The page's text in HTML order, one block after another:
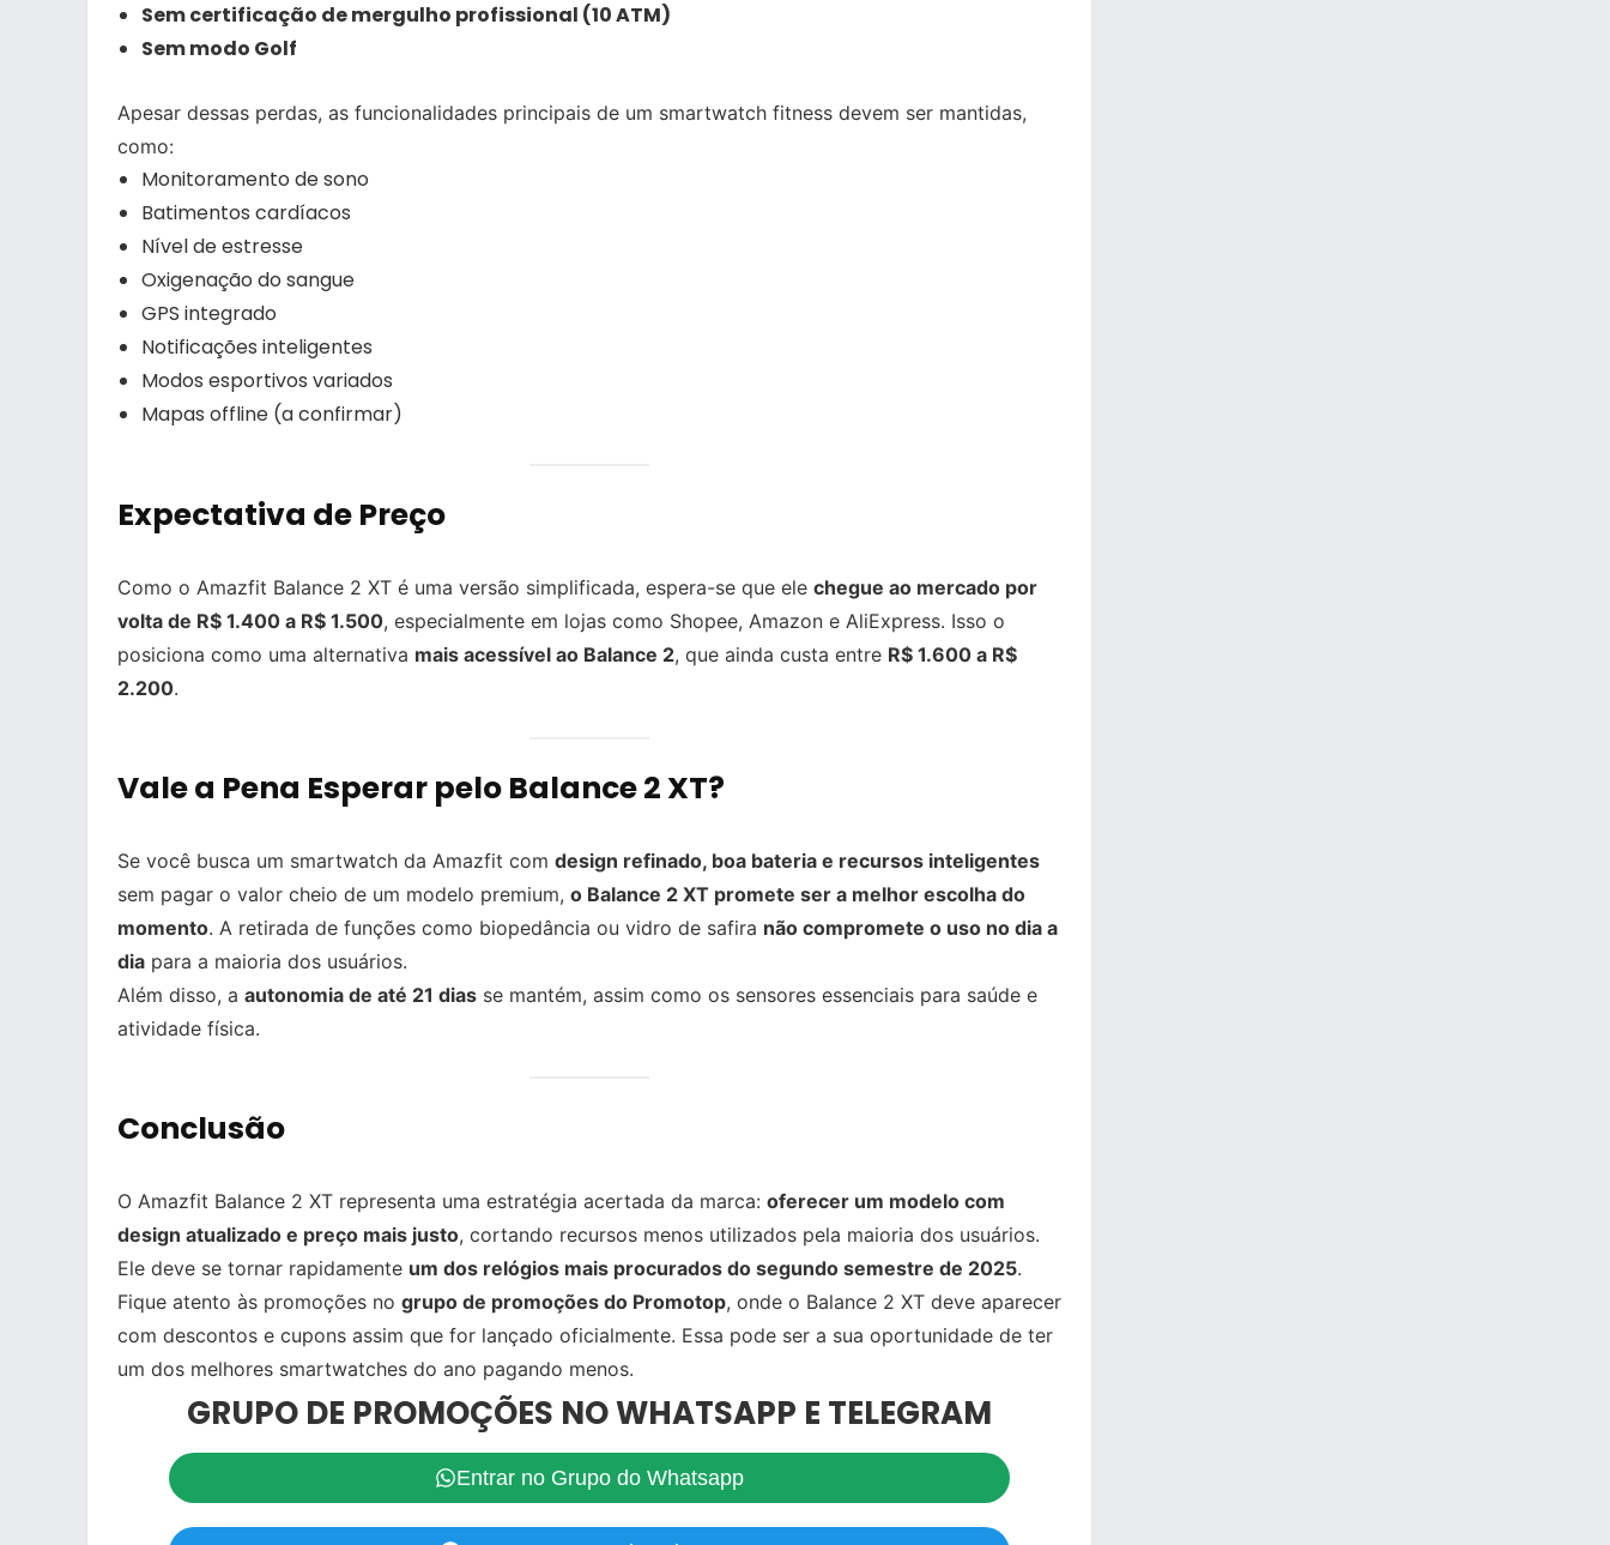
Sem certificação de mergulho profissional (10 ATM)
Sem modo Golf
Apesar dessas perdas, as funcionalidades principais de um smartwatch fitness devem ser mantidas,
como:
Monitoramento de sono
Batimentos cardíacos
Nível de estresse
Oxigenação do sangue
GPS integrado
Notificações inteligentes
Modos esportivos variados
Mapas offline (a confirmar)
Expectativa de Preço
Como o Amazfit Balance 2 XT é uma versão simplificada, espera-se que ele chegue ao mercado por
volta de R$ 1.400 a R$ 1.500, especialmente em lojas como Shopee, Amazon e AliExpress. Isso o
posiciona como uma alternativa mais acessível ao Balance 2, que ainda custa entre R$ 1.600 a R$
2.200.
Vale a Pena Esperar pelo Balance 2 XT?
Se você busca um smartwatch da Amazfit com design refinado, boa bateria e recursos inteligentes
sem pagar o valor cheio de um modelo premium, o Balance 2 XT promete ser a melhor escolha do
momento. A retirada de funções como biopedância ou vidro de safira não compromete o uso no dia a
dia para a maioria dos usuários.
Além disso, a autonomia de até 21 dias se mantém, assim como os sensores essenciais para saúde e
atividade física.
Conclusão
O Amazfit Balance 2 XT representa uma estratégia acertada da marca: oferecer um modelo com
design atualizado e preço mais justo, cortando recursos menos utilizados pela maioria dos usuários.
Ele deve se tornar rapidamente um dos relógios mais procurados do segundo semestre de 2025.
Fique atento às promoções no grupo de promoções do Promotop, onde o Balance 2 XT deve aparecer
com descontos e cupons assim que for lançado oficialmente. Essa pode ser a sua oportunidade de ter
um dos melhores smartwatches do ano pagando menos.
GRUPO DE PROMOÇÕES NO WHATSAPP E TELEGRAM
Entrar no Grupo do Whatsapp